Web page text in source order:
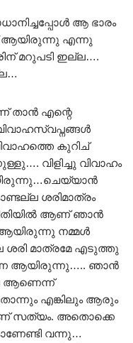
ആ ഭാരം
ആയിരുന്നു എന്നു
മറുപടി ഇല്ല….
താൻ എന്റെ
കുറിച്
വിളിച്ചു വിവാഹം
ശരിമാത്രം
ആണ് ഞാൻ
നമ്മൾ
മാത്രമേ എടുത്തു
ആയിരുന്നു….. ഞാൻ
ആണെന്ന്
എങ്കിലും ആരും
സത്യം. അതൊക്കെ
വന്നു…